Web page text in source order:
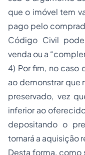
que o imóvel tem
pago pelo
Código Civil
venda ou a
4) Por fim, no caso
ao demonstrar que
preservado, vez
inferior ao
depositando o
tornará a aquisição
Desta forma, como